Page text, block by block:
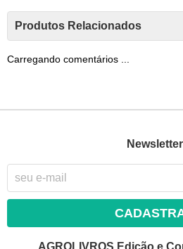
Produtos Relacionados
Carregando comentários ...
Newsletter